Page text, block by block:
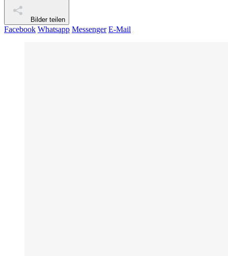
Bilder teilen
Facebook Whatsapp Messenger E-Mail